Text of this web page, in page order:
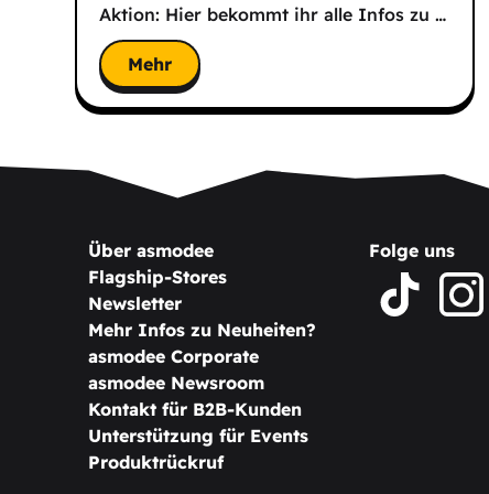
Aktion: Hier bekommt ihr alle Infos zu …
Mehr
Über asmodee
Flagship-Stores
Newsletter
Mehr Infos zu Neuheiten?
asmodee Corporate
asmodee Newsroom
Kontakt für B2B-Kunden
Unterstützung für Events
Produktrückruf
Folge uns